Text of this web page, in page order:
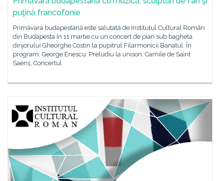
puţină francofonie
Primăvara budapestană este salutată de Institutul Cultural Român
din Budapesta în 11 martie cu un concert de pian sub bagheta
dirijorului Gheorghe Costin la pupitrul Filarmonicii Banatul. În
program: George Enescu: Preludiu la unison, Camile de Saint
Saens, Concertul